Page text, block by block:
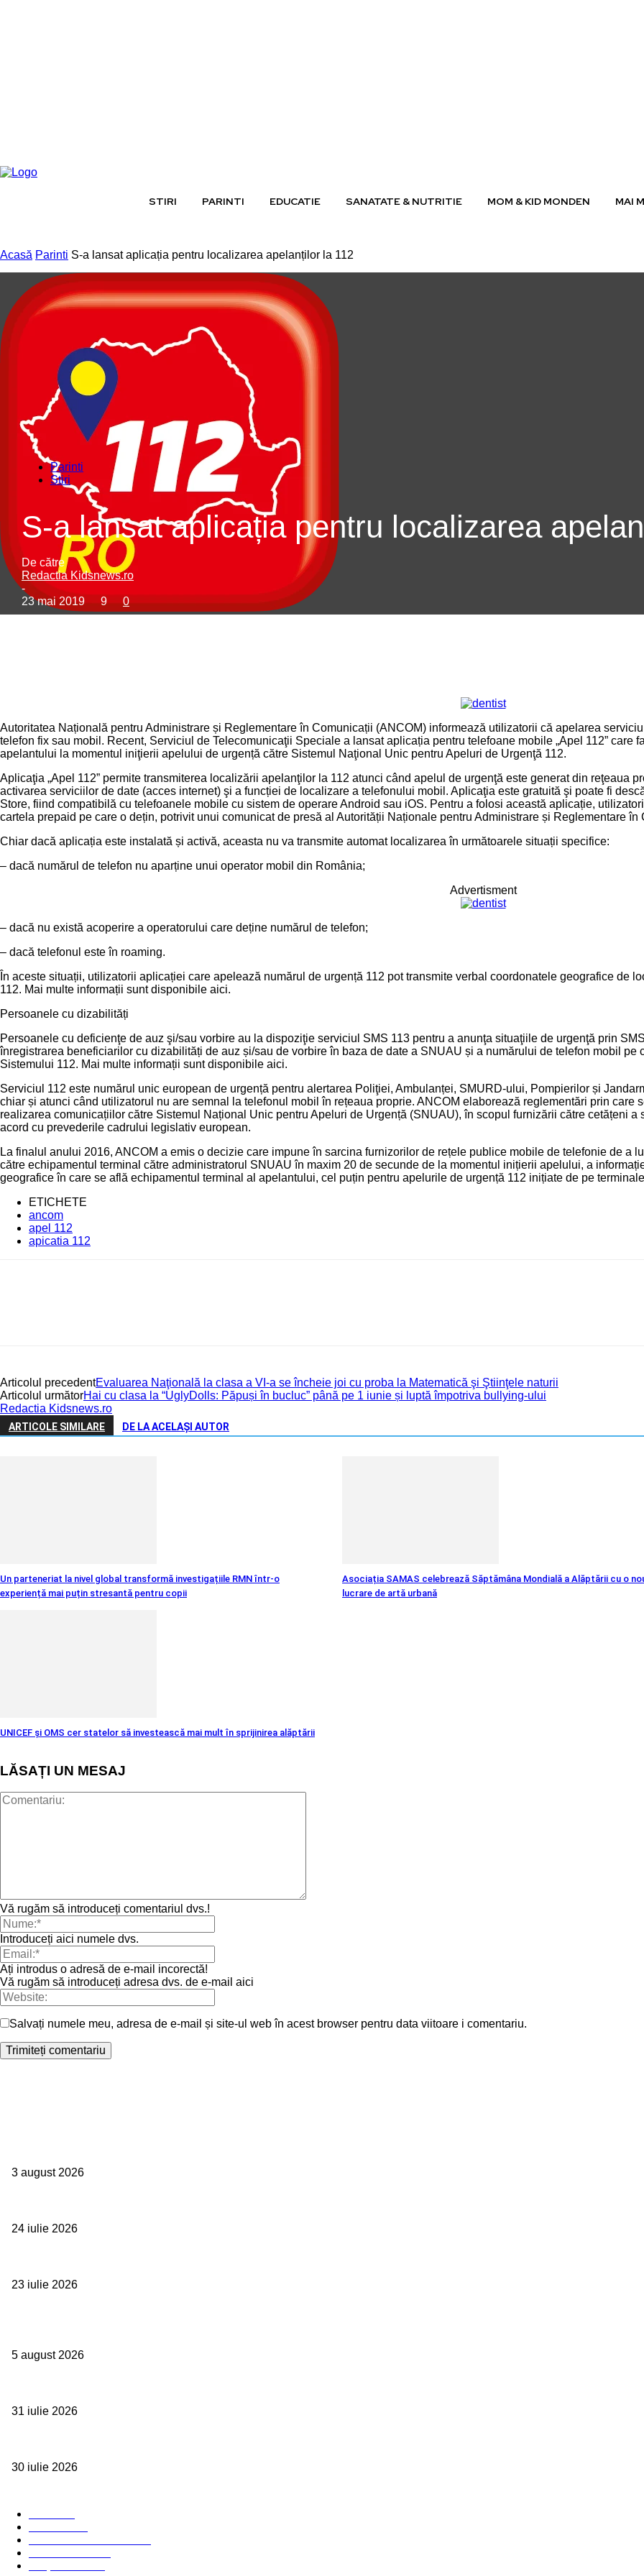
STIRI PARINTI EDUCATIE SANATATE & NUTRITIE MOM & KID MONDEN MAI
Acasă Parinti S-a lansat aplicația pentru localizarea apelanților la 112
Parinti
Stiri
S-a lansat aplicația pentru localizarea
De către
Redactia Kidsnews.ro
-
23 mai 2019
9 0
Autoritatea Națională pentru Administrare și Reglementare în Comunicații (ANCOM) informează utilizatorii că apelarea
telefon fix sau mobil. Recent, Serviciul de Telecomunicaţii Speciale a lansat aplicația pentru telefoane mobile „Apel 112” care
apelantului la momentul iniţierii apelului de urgență către Sistemul Naţional Unic pentru Apeluri de Urgenţă 112.
Aplicaţia „Apel 112” permite transmiterea localizării apelanţilor la 112 atunci când apelul de urgenţă este generat din reţeaua
activarea serviciilor de date (acces internet) şi a funcției de localizare a telefonului mobil. Aplicaţia este gratuită şi poate fi
Store, fiind compatibilă cu telefoanele mobile cu sistem de operare Android sau iOS. Pentru a folosi această aplicație,
cartela prepaid pe care o dețin, potrivit unui comunicat de presă al Autorității Naționale pentru Administrare și Reglementare în
Chiar dacă aplicația este instalată și activă, aceasta nu va transmite automat localizarea în următoarele situații specifice:
– dacă numărul de telefon nu aparține unui operator mobil din România;
Advertisment
– dacă nu există acoperire a operatorului care deține numărul de telefon;
– dacă telefonul este în roaming.
În aceste situații, utilizatorii aplicației care apelează numărul de urgență 112 pot transmite verbal coordonatele geografice de
112. Mai multe informații sunt disponibile aici.
Persoanele cu dizabilități
Persoanele cu deficienţe de auz şi/sau vorbire au la dispoziţie serviciul SMS 113 pentru a anunţa situaţiile de urgenţă prin
înregistrarea beneficiarilor cu dizabilități de auz și/sau de vorbire în baza de date a SNUAU și a numărului de telefon mobil
Sistemului 112. Mai multe informații sunt disponibile aici.
Serviciul 112 este numărul unic european de urgență pentru alertarea Poliţiei, Ambulanței, SMURD-ului, Pompierilor și
chiar și atunci când utilizatorul nu are semnal la telefonul mobil în rețeaua proprie. ANCOM elaborează reglementări prin
realizarea comunicațiilor către Sistemul Național Unic pentru Apeluri de Urgență (SNUAU), în scopul furnizării către cetățeni
acord cu prevederile cadrului legislativ european.
La finalul anului 2016, ANCOM a emis o decizie care impune în sarcina furnizorilor de rețele publice mobile de telefonie de a
către echipamentul terminal către administratorul SNUAU în maxim 20 de secunde de la momentul inițierii apelului, a
geografice în care se află echipamentul terminal al apelantului, cel puțin pentru apelurile de urgență 112 inițiate de pe
ETICHETE
ancom
apel 112
apicatia 112
Articolul precedentEvaluarea Naţională la clasa a VI-a se încheie joi cu proba la Matematică şi Ştiinţele naturii
Articolul următorHai cu clasa la “UglyDolls: Păpuși în bucluc” până pe 1 iunie și luptă împotriva bullying-ului
Redactia Kidsnews.ro
ARTICOLE SIMILARE DE LA ACELAȘI AUTOR
Un parteneriat la nivel global transformă investigațiile RMN într-o
experiență mai puțin stresantă pentru copii
Asociația SAMAS celebrează Săptămâna Mondială a Alăptării cu o
lucrare de artă urbană
UNICEF și OMS cer statelor să investească mai mult în sprijinirea alăptării
LĂSAȚI UN MESAJ
Vă rugăm să introduceți comentariul dvs.!
Introduceți aici numele dvs.
Ați introdus o adresă de e-mail incorectă!
Vă rugăm să introduceți adresa dvs. de e-mail aici
Salvați numele meu, adresa de e-mail și site-ul web în acest browser pentru data viitoare i comentariu.
3 august 2026
24 iulie 2026
23 iulie 2026
5 august 2026
31 iulie 2026
30 iulie 2026